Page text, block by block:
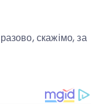
скажімо, за